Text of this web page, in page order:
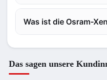
Was ist die Osram-
Das sagen unsere